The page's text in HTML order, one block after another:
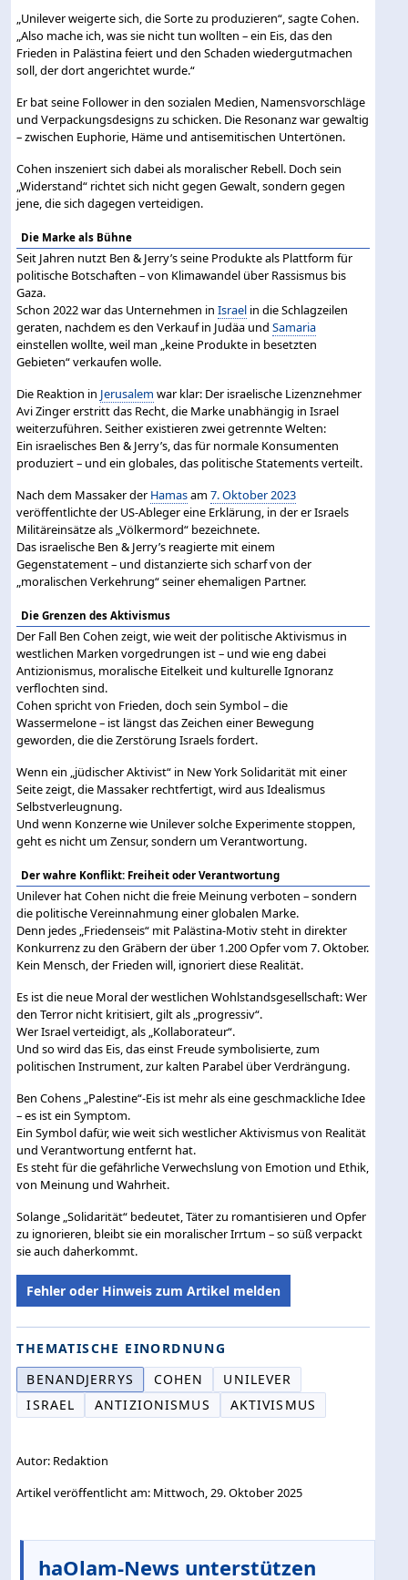
„Unilever weigerte sich, die Sorte zu produzieren“, sagte Cohen.
„Also mache ich, was sie nicht tun wollten – ein Eis, das den
Frieden in Palästina feiert und den Schaden wiedergutmachen
soll, der dort angerichtet wurde.“
Er bat seine Follower in den sozialen Medien, Namensvorschläge
und Verpackungsdesigns zu schicken. Die Resonanz war gewaltig
– zwischen Euphorie, Häme und antisemitischen Untertönen.
Cohen inszeniert sich dabei als moralischer Rebell. Doch sein
„Widerstand“ richtet sich nicht gegen Gewalt, sondern gegen
jene, die sich dagegen verteidigen.
Die Marke als Bühne
Seit Jahren nutzt Ben & Jerry’s seine Produkte als Plattform für
politische Botschaften – von Klimawandel über Rassismus bis
Gaza.
Schon 2022 war das Unternehmen inIsrael in die Schlagzeilen
geraten, nachdem es den Verkauf in Judäa undSamaria
einstellen wollte, weil man „keine Produkte in besetzten
Gebieten“ verkaufen wolle.
Die Reaktion in Jerusalem war klar: Der israelische Lizenznehmer
Avi Zinger erstritt das Recht, die Marke unabhängig in Israel
weiterzuführen. Seither existieren zwei getrennte Welten:
Ein israelisches Ben & Jerry’s, das für normale Konsumenten
produziert – und ein globales, das politische Statements verteilt.
Nach dem Massaker der Hamasam7. Oktober 2023
veröffentlichte der US-Ableger eine Erklärung, in der er Israels
Militäreinsätze als „Völkermord“ bezeichnete.
Das israelische Ben & Jerry’s reagierte mit einem
Gegenstatement – und distanzierte sich scharf von der
„moralischen Verkehrung“ seiner ehemaligen Partner.
Die Grenzen des Aktivismus
Der Fall Ben Cohen zeigt, wie weit der politische Aktivismus in
westlichen Marken vorgedrungen ist – und wie eng dabei
Antizionismus, moralische Eitelkeit und kulturelle Ignoranz
verflochten sind.
Cohen spricht von Frieden, doch sein Symbol – die
Wassermelone – ist längst das Zeichen einer Bewegung
geworden, die die Zerstörung Israels fordert.
Wenn ein „jüdischer Aktivist“ in New York Solidarität mit einer
Seite zeigt, die Massaker rechtfertigt, wird aus Idealismus
Selbstverleugnung.
Und wenn Konzerne wie Unilever solche Experimente stoppen,
geht es nicht um Zensur, sondern um Verantwortung.
Der wahre Konflikt: Freiheit oder Verantwortung
Unilever hat Cohen nicht die freie Meinung verboten – sondern
die politische Vereinnahmung einer globalen Marke.
Denn jedes „Friedenseis“ mit Palästina-Motiv steht in direkter
Konkurrenz zu den Gräbern der über 1.200 Opfer vom 7. Oktober.
Kein Mensch, der Frieden will, ignoriert diese Realität.
Es ist die neue Moral der westlichen Wohlstandsgesellschaft: Wer
den Terror nicht kritisiert, gilt als „progressiv“.
Wer Israel verteidigt, als „Kollaborateur“.
Und so wird das Eis, das einst Freude symbolisierte, zum
politischen Instrument, zur kalten Parabel über Verdrängung.
Ben Cohens „Palestine“-Eis ist mehr als eine geschmackliche Idee
– es ist ein Symptom.
Ein Symbol dafür, wie weit sich westlicher Aktivismus von Realität
und Verantwortung entfernt hat.
Es steht für die gefährliche Verwechslung von Emotion und Ethik,
von Meinung und Wahrheit.
Solange „Solidarität“ bedeutet, Täter zu romantisieren und Opfer
zu ignorieren, bleibt sie ein moralischer Irrtum – so süß verpackt
sie auch daherkommt.
Fehler oder Hinweis zum Artikel melden
THEMATISCHE EINORDNUNG
BENANDJERRYS
COHEN
UNILEVER
ISRAEL
ANTIZIONISMUS AKTIVISMUS
Autor: Redaktion
Artikel veröffentlicht am: Mittwoch, 29. Oktober 2025
haOlam-News unterstützen